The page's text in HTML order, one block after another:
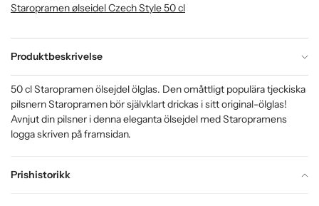
Staropramen ølseidel Czech Style 50 cl
Produktbeskrivelse
Prishistorikk
50 cl Staropramen ölsejdel ölglas. Den omåttligt populära tjeckiska
pilsnern Staropramen bör självklart drickas i sitt original-ölglas!
Avnjut din pilsner i denna eleganta ölsejdel med Staropramens
logga skriven på framsidan.